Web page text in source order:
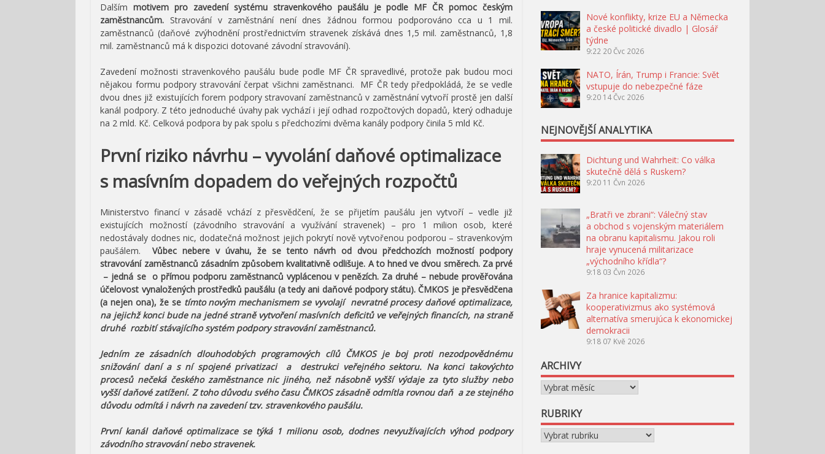
Dalšímmotivem pro zavedení systému stravenkového paušálu je podle MF ČR pomoc českým
zaměstnancům. Stravování v zaměstnání není dnes žádnou formou podporováno cca u 1 mil.
zaměstnanců (daňové zvýhodnění prostřednictvím stravenek získává dnes 1,5 mil. zaměstnanců, 1,8
mil. zaměstnanců má k dispozici dotované závodní stravování).
Zavedení možnosti stravenkového paušálu bude podle MF ČR spravedlivé, protože pak budou moci
nějakou formu podpory stravování čerpat všichni zaměstnanci. MF ČR tedy předpokládá, že se vedle
dvou dnes již existujících forem podpory stravovaní zaměstnanců v zaměstnání vytvoří prostě jen další
kanál podpory. Z této jednoduché úvahy pak vychází i její odhad rozpočtových dopadů, který odhaduje
na 2 mld. Kč. Celková podpora by pak spolu s předchozími dvěma kanály podpory činila 5 mld Kč.
První riziko návrhu – vyvolání daňové optimalizace
s masívním dopadem do veřejných rozpočtů
Ministerstvo financí v zásadě vchází z přesvědčení, že se přijetím paušálu jen vytvoří – vedle již
existujících možností (závodního stravování a využívání stravenek) – pro 1 milion osob, které
nedostávaly dodnes nic, dodatečná možnost jejich pokrytí nově vytvořenou podporou – stravenkovým
paušálem. Vůbec nebere v úvahu, že se tento návrh od dvou předchozích možností podpory
stravování zaměstnanců zásadním způsobem kvalitativně odlišuje. A to hned ve dvou směrech. Za prvé
– jedná se o přímou podporu zaměstnanců vyplácenou v penězích. Za druhé – nebude prověřována
účelovost vynaložených prostředků paušálu (a tedy ani daňové podpory státu). ČMKOS je přesvědčena
(a nejen ona), že se tímto novým mechanismem se vyvolají nevratné procesy daňové optimalizace,
na jejichž konci bude na jedné straně vytvoření masívních deficitů ve veřejných financích, na straně
druhé rozbití stávajícího systém podpory stravování zaměstnanců.
Jedním ze zásadních dlouhodobých programových cílů ČMKOS je boj proti nezodpovědnému
snižování daní a s ní spojené privatizaci a destrukci veřejného sektoru. Na konci takovýchto
procesů nečeká českého zaměstnance nic jiného, než násobně vyšší výdaje za tyto služby nebo
vyšší daňové zatížení. Z toho důvodu svého času ČMKOS zásadně odmítla rovnou daň a ze stejného
důvodu odmítá i návrh na zavedení tzv. stravenkového paušálu.
První kanál daňové optimalizace se týká 1 milionu osob, dodnes nevyužívajících výhod podpory
závodního stravování nebo stravenek.
Nové konflikty, krize EU a Německa
a české politické divadlo | Glosář
týdne
9:22 20 Čvc 2026
NATO, Írán, Trump i Francie: Svět
vstupuje do nebezpečné fáze
9:20 14 Čvc 2026
NEJNOVĚJŠÍ ANALYTIKA
Dichtung und Wahrheit: Co válka
skutečně dělá s Ruskem?
9:20 11 Čvn 2026
„Bratři ve zbrani“: Válečný stav
a obchod s vojenským materiálem
na obranu kapitalismu. Jakou roli
hraje vynucená militarizace
„východního křídla“?
9:18 03 Čvn 2026
Za hranice kapitalizmu:
kooperativizmus ako systémová
alternatíva smerujúca k ekonomickej
demokracii
9:18 07 Kvě 2026
ARCHIVY
Archivy
RUBRIKY
Rubriky